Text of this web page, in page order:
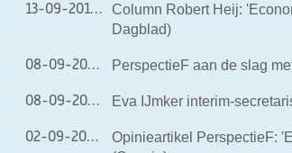
13-09-201113-09-2011 12:58
Column Robert Heij:
Dagblad)
08-09-2011 08-09-2011 22:03
PerspectieF aan de slag
08-09-2011 08-09-2011 21:51
Eva IJmker interim-
02-09-2011 02-09-2011 19:00
Opinieartikel PerspectieF: